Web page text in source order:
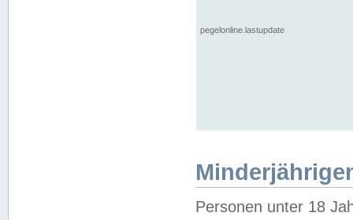
pegelonline.lastupdate
Personen unter 18